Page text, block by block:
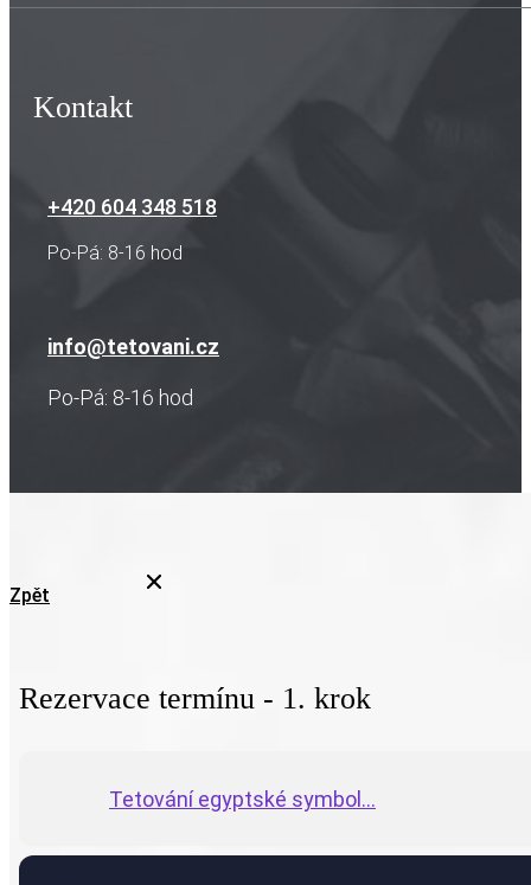
Kontakt
+420 604 348 518
Po-Pá: 8-16 hod
info@tetovani.cz
Po-Pá: 8-16 hod
Zpět
Rezervace termínu - 1. krok
Tetování egyptské symbol...